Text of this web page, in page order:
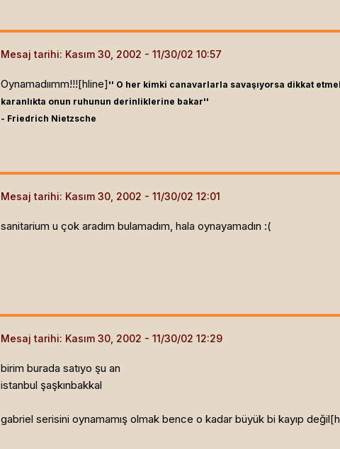
Mesaj tarihi: Kasım 30, 2002
Oynamadıımm!!![hline] '' O her kimki canavarlarla savaşıyorsa dikkat
karanlıkta onun ruhunun derinliklerine bakar''
- Friedrich Nietzsche
Mesaj tarihi: Kasım 30, 2002
sanitarium u çok aradım bulamadım, hala oynayamadın :(
Mesaj tarihi: Kasım 30, 2002
birim burada satıyo şu an
istanbul şaşkınbakkal
gabriel serisini oynamamış olmak bence o kadar büyük bi kayıp